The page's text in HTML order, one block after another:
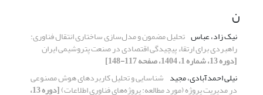
ن
نیک زاد، عباس تحلیل مضمون و مدل‌سازی ساختاری انتقال فناوری:
راهبردی برای ارتقاء پیچیدگی اقتصادی در صنعت پتروشیمی ایران
[دوره 13، شماره 1، 1404، صفحه 117-148]
نیلی احمدآبادی، مجید شناسایی و تحلیل کاربردهای هوش مصنوعی
در مدیریت پروژه (مورد مطالعه: پروژه‌های فناوری اطلاعات) [دوره 13،